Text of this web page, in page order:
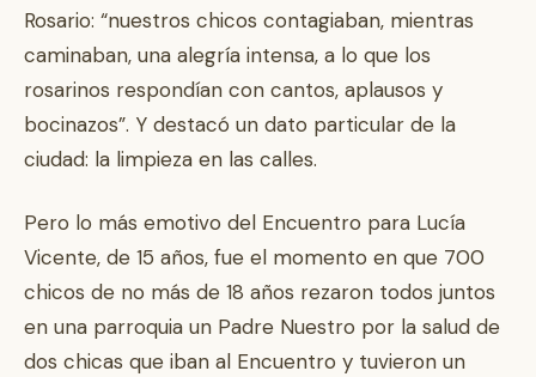
Rosario: “nuestros chicos contagiaban, mientras
caminaban, una alegría intensa, a lo que los
rosarinos respondían con cantos, aplausos y
bocinazos”. Y destacó un dato particular de la
ciudad: la limpieza en las calles.
Pero lo más emotivo del Encuentro para Lucía
Vicente, de 15 años, fue el momento en que 700
chicos de no más de 18 años rezaron todos juntos
en una parroquia un Padre Nuestro por la salud de
dos chicas que iban al Encuentro y tuvieron un